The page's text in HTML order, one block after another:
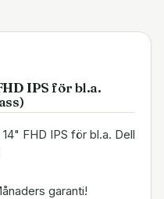
IPS för bl.a.
FHD IPS för bl.a. Dell
garanti!